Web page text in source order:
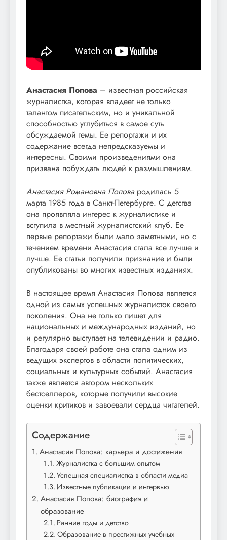
Анастасия Попова – известная российская
журналистка, которая владеет не только
талантом писательским, но и уникальной
способностью углубиться в самое суть
обсуждаемой темы. Ее репортажи и их
содержание всегда непредсказуемы и
интересны. Своими произведениями она
призвана побуждать людей к размышлениям.
Анастасия Романовна Поповародилась 5
марта 1985 года в Санкт-Петербурге. С детства
она проявляла интерес к журналистике и
вступила в местный журналистский клуб. Ее
первые репортажи были мало заметными, но с
течением времени Анастасия стала все лучше и
лучше. Ее статьи получили признание и были
опубликованы во многих известных изданиях.
В настоящее время Анастасия Попова является
одной из самых успешных журналисток своего
поколения. Она не только пишет для
национальных и международных изданий, но
и регулярно выступает на телевидении и радио.
Благодаря своей работе она стала одним из
ведущих экспертов в области политических,
социальных и культурных событий. Анастасия
также является автором нескольких
бестселлеров, которые получили высокие
оценки критиков и завоевали сердца читателей.
Содержание
Анастасия Попова: карьера и достижения
Журналистка с большим опытом
Успешная специалистка в области медиа
Известные публикации и интервью
Анастасия Попова: биография и
образование
Ранние годы и детство
Образование в престижных учебных